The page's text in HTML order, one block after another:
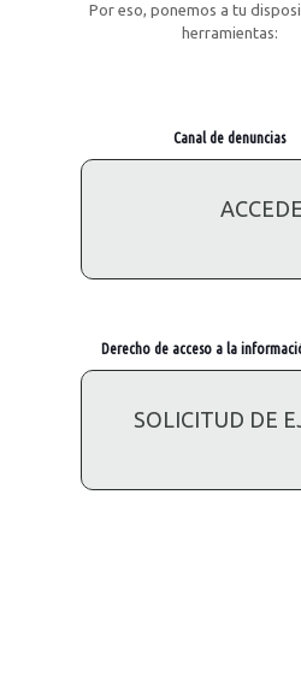
Por eso, ponemos a tu
herramientas:
Canal de denuncias
ACCEDE
Derecho de acceso a la
SOLICITUD DE